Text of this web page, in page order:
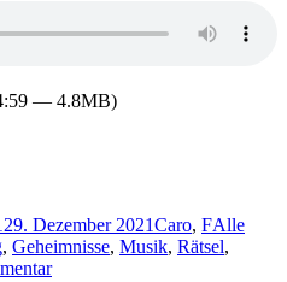
— 4.8MB)
29. Dezember 2021Caro, FAlle
, Geheimnisse, Musik, Rätsel,
zu